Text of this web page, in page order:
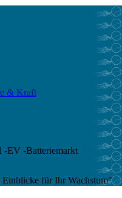
& Kraft
-EV -Batteriemarkt
Einblicke für Ihr Wachstum"